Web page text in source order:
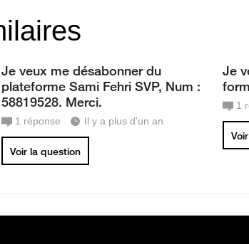
Je veux me désabonner du
plateforme Sami Fehri SVP, Num :
58819528. Merci.
1 réponse Il y a plus d'un an
Voir la question
Je
1